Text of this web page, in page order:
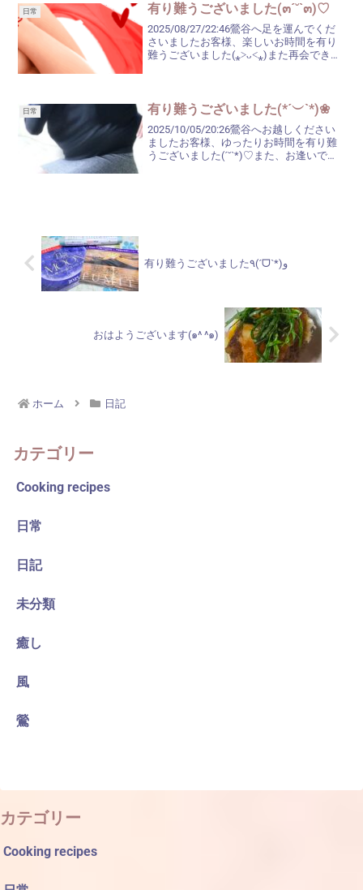
日常 有り難うございました(๓´˘`๓)♡
2025/08/27/22:46鶯谷へ足を運んでくだ
さいましたお客様、楽しいお時間を有り
難うございました(⁎˃ᴗ˂⁎)また再会できま
日常 有り難うございました(*´︶`*)❀
2025/10/05/20:26鶯谷へお越しください
ましたお客様、ゆったりお時間を有り難
うございました(ˊ˘ˋ*)♡また、お逢いでき
有り難うございました٩(ˊᗜˋ*)و
おはようございます(๑^ ^๑)
ホーム 日記
カテゴリー
Cooking recipes
日常
日記
未分類
癒し
風
鶯
カテゴリー
Cooking recipes